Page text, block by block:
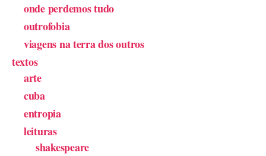
onde perdemos tudo
outrofobia
viagens na terra dos outros
textos
arte
cuba
entropia
leituras
shakespeare